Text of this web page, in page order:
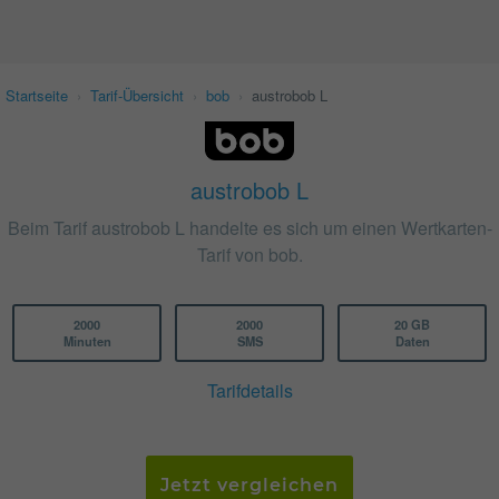
Startseite Tarif-Übersicht bob austrobob L
austrobob L
Beim Tarif austrobob L handelte es sich um einen Wertkarten-
Tarif von bob.
2000
Minuten
2000
SMS
20 GB
Daten
Tarifdetails
Jetzt vergleichen